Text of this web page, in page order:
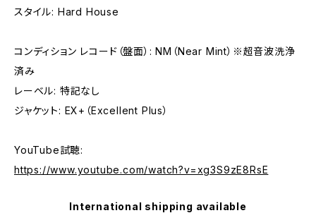
スタイル: Hard House
コンディション レコード（盤面）: NM（Near Mint）※超音波洗浄
済み
レーベル: 特記なし
ジャケット: EX+（Excellent Plus）
YouTube試聴:
https://www.youtube.com/watch?v=xg3S9zE8RsE
International shipping available